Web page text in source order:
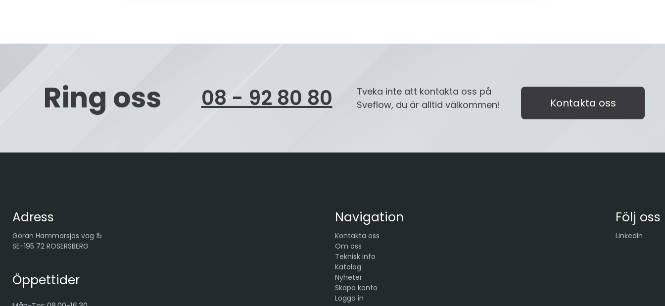
Ring oss 08 - 92 80 80
Tveka inte att kontakta oss på
Sveflow, du är alltid välkommen!
Kontakta oss
Adress
Göran Hammarsjös väg 15
SE-195 72 ROSERSBERG
Öppettider
Navigation
Kontakta oss
Om oss
Teknisk info
Katalog
Nyheter
Skapa konto
Logga in
Följ oss
LinkedIn